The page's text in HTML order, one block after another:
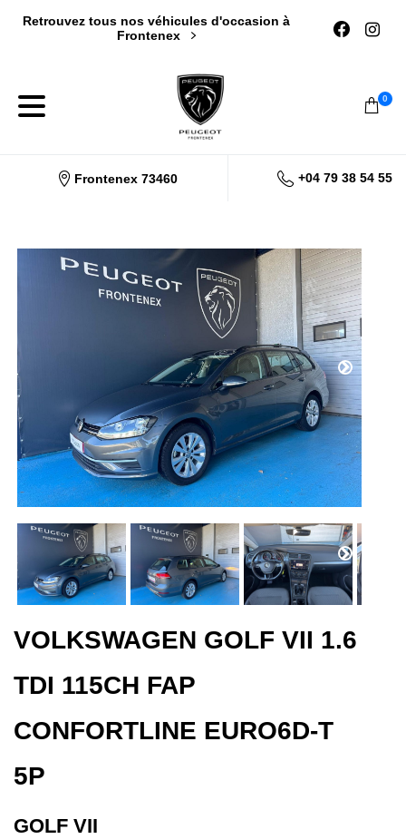
Retrouvez tous nos véhicules d'occasion à
Frontenex
0
Frontenex 73460 +04 79 38 54 55
VOLKSWAGEN GOLF VII 1.6
TDI 115CH FAP
CONFORTLINE EURO6D-T
5P
GOLF VII